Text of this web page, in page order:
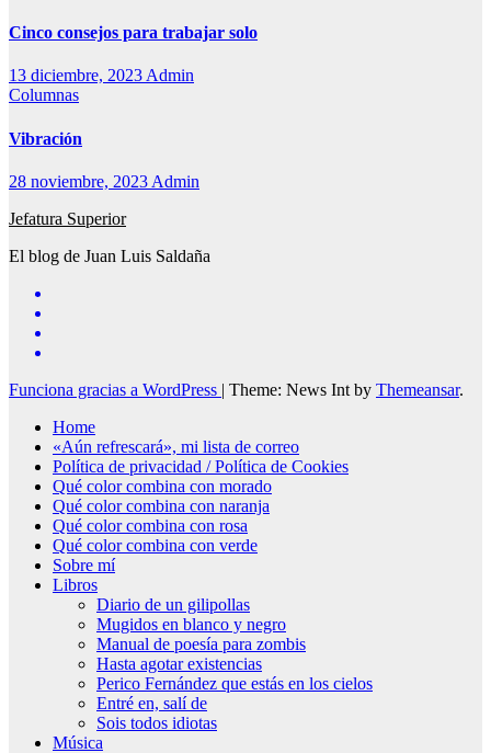
Cinco consejos para trabajar solo
13 diciembre, 2023Admin
Columnas
Vibración
28 noviembre, 2023 Admin
Jefatura Superior
El blog de Juan Luis Saldaña
Funciona gracias a WordPress | Theme: News Int by Themeansar.
Home
«Aún refrescará», mi lista de correo
Política de privacidad / Política de Cookies
Qué color combina con morado
Qué color combina con naranja
Qué color combina con rosa
Qué color combina con verde
Sobre mí
Libros
Diario de un gilipollas
Mugidos en blanco y negro
Manual de poesía para zombis
Hasta agotar existencias
Perico Fernández que estás en los cielos
Entré en, salí de
Sois todos idiotas
Música